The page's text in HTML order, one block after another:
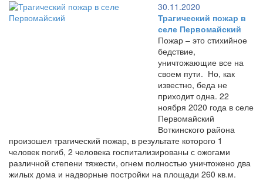
30.11.2020
Трагический пожар в
селе Первомайский
Пожар – это стихийное
бедствие,
уничтожающие все на
своем пути. Но, как
известно, беда не
приходит одна. 22
ноября 2020 года в селе
Первомайский
Воткинского района
произошел трагический пожар, в результате которого 1
человек погиб, 2 человека госпитализированы с ожогами
различной степени тяжести, огнем полностью уничтожено два
жилых дома и надворные постройки на площади 260 кв.м.